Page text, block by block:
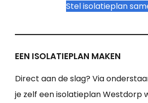
Stel isolatieplan
EEN ISOLATIEPLAN MAKEN
Direct aan de slag? Via
je zelf een isolatieplan Westdorp